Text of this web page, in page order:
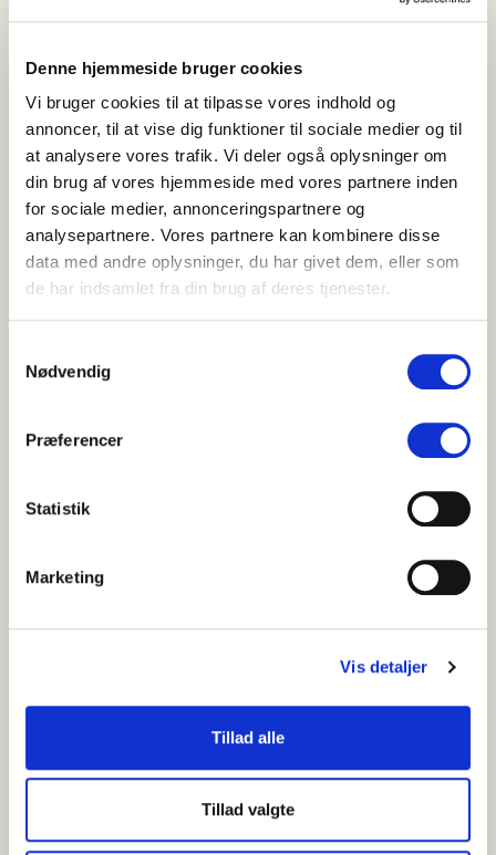
Denne hjemmeside bruger cookies
Vi bruger cookies til at tilpasse vores indhold og
annoncer, til at vise dig funktioner til sociale medier og til
at analysere vores trafik. Vi deler også oplysninger om
din brug af vores hjemmeside med vores partnere inden
for sociale medier, annonceringspartnere og
analysepartnere. Vores partnere kan kombinere disse
data med andre oplysninger, du har givet dem, eller som
de har indsamlet fra din brug af deres tjenester.
Nødvendig
Præferencer
Statistik
Marketing
Vis detaljer
Tillad alle
Tillad valgte
Med vores supporttilbud får du prioriteret
adgang til vores helpdesk og supportportal, og
dokumentationen for hele din installation
opbevares hos os.
klassificering, eskalering og opfølgning på
Vi kan systemovervåge dit anlæg og rette mange
gennemgår status på hændelser og problemer,
der er opstået.